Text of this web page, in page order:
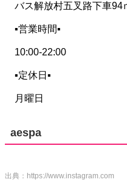
バス解放村五叉路下車94
▪営業時間▪
10:00-22:00
▪定休日▪
月曜日
aespa
出典： https://www.instagram.com